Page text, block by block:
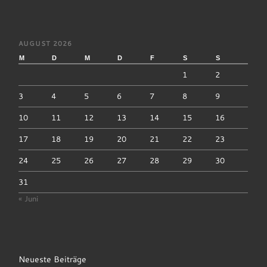
AUGUST 2026
M D M D F S S
1
2
3
4 5 6 7 8
9
10
11 12 13 14 15
16
17
18 19 20 21 22
23
24
25 26 27 28 29
30
31
« Juni
Neueste Beiträge